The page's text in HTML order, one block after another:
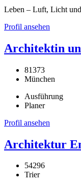
Leben – Luft, Licht
Profil ansehen
Architektin
81373
München
Ausführung
Planer
Profil ansehen
Architektur
54296
Trier